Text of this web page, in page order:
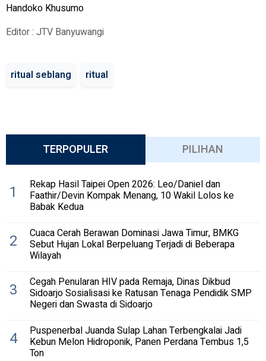
Handoko Khusumo
Editor : JTV Banyuwangi
ritual seblang ritual
TERPOPULER PILIHAN
1 Rekap Hasil Taipei Open 2026: Leo/Daniel dan
Faathir/Devin Kompak Menang, 10 Wakil Lolos ke
Babak Kedua
2 Cuaca Cerah Berawan Dominasi Jawa Timur, BMKG
Sebut Hujan Lokal Berpeluang Terjadi di Beberapa
Wilayah
3 Cegah Penularan HIV pada Remaja, Dinas Dikbud
Sidoarjo Sosialisasi ke Ratusan Tenaga Pendidik SMP
Negeri dan Swasta di Sidoarjo
4 Puspenerbal Juanda Sulap Lahan Terbengkalai Jadi
Kebun Melon Hidroponik, Panen Perdana Tembus 1,5
Ton